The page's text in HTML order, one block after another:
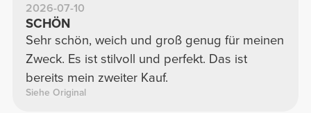
2026-07-10
SCHÖN
Sehr schön, weich und groß genug für meinen
Zweck. Es ist stilvoll und perfekt. Das ist
bereits mein zweiter Kauf.
Siehe Original